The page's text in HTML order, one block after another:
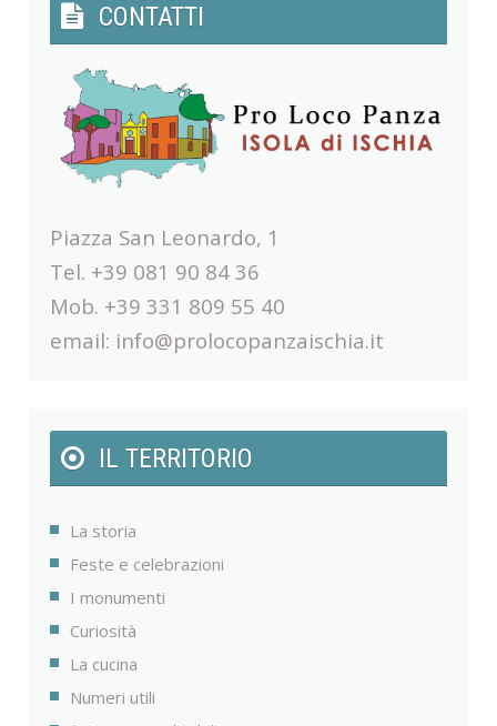
CONTATTI
Piazza San Leonardo, 1
Tel. +39 081 90 84 36
Mob. +39 331 809 55 40
email: info@prolocopanzaischia.it
IL TERRITORIO
La storia
Feste e celebrazioni
I monumenti
Curiosità
La cucina
Numeri utili